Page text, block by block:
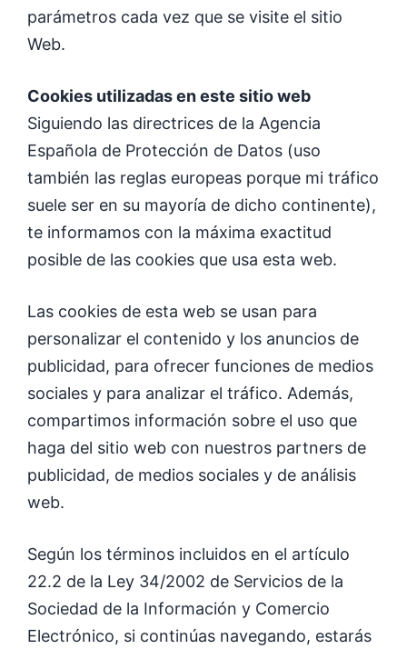
parámetros cada vez que se visite el sitio
Web.
Cookies utilizadas en este sitio web
Siguiendo las directrices de la Agencia
Española de Protección de Datos (uso
también las reglas europeas porque mi tráfico
suele ser en su mayoría de dicho continente),
te informamos con la máxima exactitud
posible de las cookies que usa esta web.
Las cookies de esta web se usan para
personalizar el contenido y los anuncios de
publicidad, para ofrecer funciones de medios
sociales y para analizar el tráfico. Además,
compartimos información sobre el uso que
haga del sitio web con nuestros partners de
publicidad, de medios sociales y de análisis
web.
Según los términos incluidos en el artículo
22.2 de la Ley 34/2002 de Servicios de la
Sociedad de la Información y Comercio
Electrónico, si continúas navegando, estarás